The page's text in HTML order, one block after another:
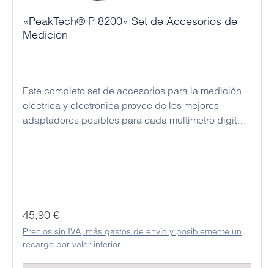
«PeakTech® P 8200» Set de Accesorios de
Medición
Este completo set de accesorios para la medición
eléctrica y electrónica provee de los mejores
adaptadores posibles para cada multímetro digital.
Precio normal:
45,90 €
Precios sin IVA, más gastos de envío y posiblemente un
recargo por valor inferior